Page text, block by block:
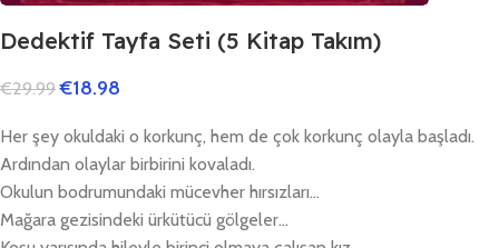
Dedektif Tayfa Seti (5 Kitap Takım)
€29.99 €18.98
Her şey okuldaki o korkunç, hem de çok korkunç olayla başladı.
Ardından olaylar birbirini kovaladı.
Okulun bodrumundaki mücevher hırsızları…
Mağara gezisindeki ürkütücü gölgeler…